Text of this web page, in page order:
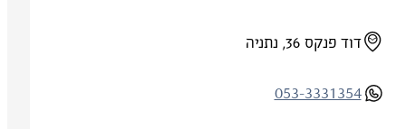
דוד פנקס 36, נתניה
053-3331354